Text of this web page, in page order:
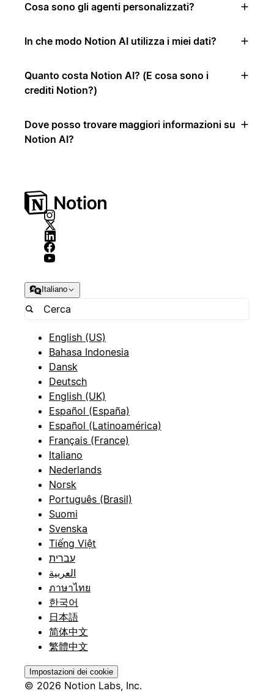
Cosa sono gli agenti personalizzati?
In che modo Notion AI utilizza i miei dati?
Quanto costa Notion AI? (E cosa sono i
crediti Notion?)
Dove posso trovare maggiori informazioni su
Notion AI?
Italiano
English (US)
Bahasa Indonesia
Dansk
Deutsch
English (UK)
Español (España)
Español (Latinoamérica)
Français (France)
Italiano
Nederlands
Norsk
Português (Brasil)
Suomi
Svenska
Tiếng Việt
עברית
العربية
ภาษาไทย
한국어
日本語
简体中文
繁體中文
Impostazioni dei cookie
© 2026 Notion Labs, Inc.